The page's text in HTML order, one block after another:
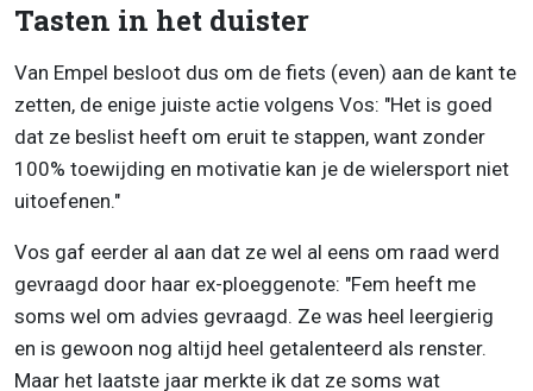
Tasten in het duister
Van Empel besloot dus om de fiets (even) aan de kant te
zetten, de enige juiste actie volgens Vos: "Het is goed
dat ze beslist heeft om eruit te stappen, want zonder
100% toewijding en motivatie kan je de wielersport niet
uitoefenen."
Vos gaf eerder al aan dat ze wel al eens om raad werd
gevraagd door haar ex-ploeggenote: "Fem heeft me
soms wel om advies gevraagd. Ze was heel leergierig
en is gewoon nog altijd heel getalenteerd als renster.
Maar het laatste jaar merkte ik dat ze soms wat